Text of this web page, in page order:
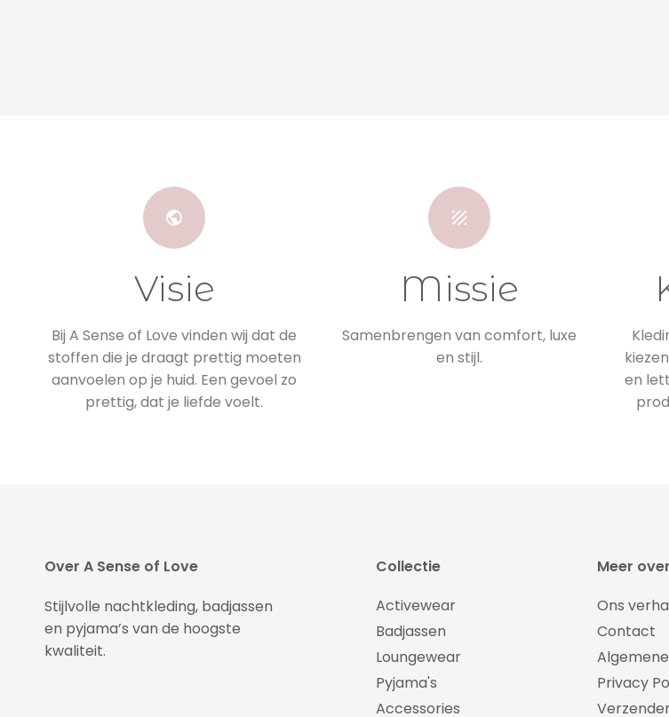
Visie
Bij A Sense of Love vinden wij dat de
stoffen die je draagt prettig moeten
aanvoelen op je huid. Een gevoel zo
prettig, dat je liefde voelt.
Missie
Samenbrengen van comfort, luxe
en stijl.
en
Over A Sense of Love
Stijlvolle nachtkleding, badjassen
en pyjama’s van de hoogste
kwaliteit.
Collectie
Activewear
Badjassen
Loungewear
Pyjama's
Accessories
Meer
Ons
Contact
Privacy